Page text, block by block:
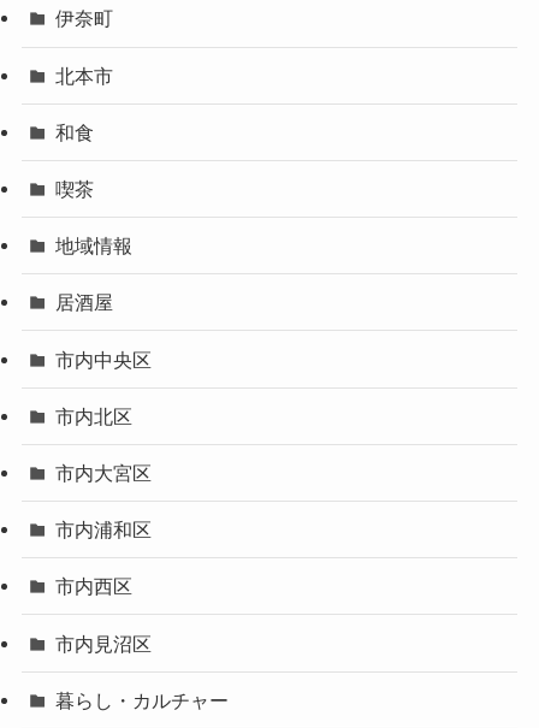
伊奈町
北本市
和食
喫茶
地域情報
居酒屋
市内中央区
市内北区
市内大宮区
市内浦和区
市内西区
市内見沼区
暮らし・カルチャー